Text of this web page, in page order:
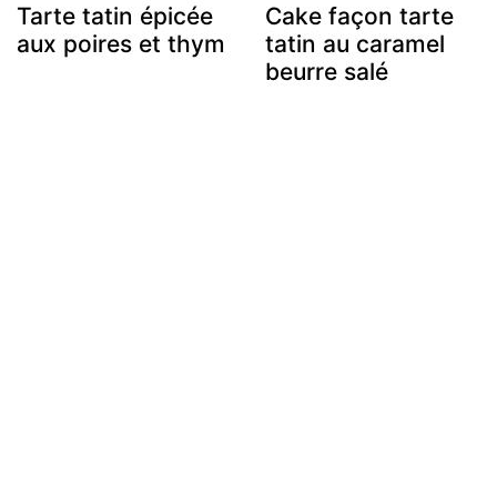
Tarte tatin épicée
aux poires et thym
Cake façon tarte
tatin au caramel
beurre salé